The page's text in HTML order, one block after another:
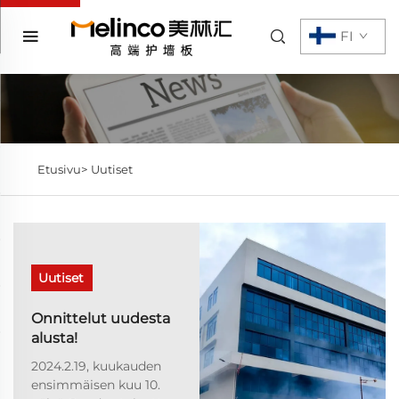
FI
Etusivu> Uutiset
Uutiset
Onnittelut uudesta
alusta!
2024.2.19, kuukauden
ensimmäisen kuu 10.